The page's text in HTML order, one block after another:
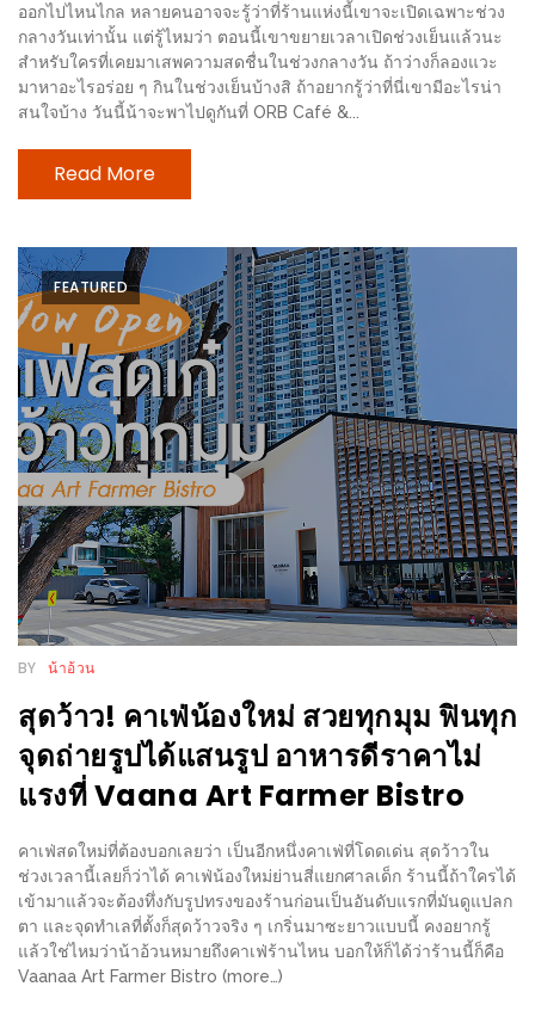
ลอง
ถนน
คน
เดิน
วัน
อาทิตย์
เชียงใหม่
CART
CHECKOUT
DRAFT
–
บาร์บีคิว
สาว
เหนือ
กับ
สลัด
เมนู
เด็ด
จาก
FARM
ที่
เอาชนะ
ใจ
ออกไปไหนไกล หลายคนอาจจะรู้ว่าที่ร้านแห่งนี้เขาจะเปิดเฉพาะช่วง
กลางวันเท่านั้น แต่รู้ไหมว่า ตอนนี้เขาขยายเวลาเปิดช่วงเย็นแล้วนะ
สำหรับใครที่เคยมาเสพความสดชื่นในช่วงกลางวัน ถ้าว่างก็ลองแวะ
มาหาอะไรอร่อย ๆ กินในช่วงเย็นบ้างสิ ถ้าอยากรู้ว่าที่นี่เขามีอะไรน่า
สนใจบ้าง วันนี้น้าจะพาไปดูกันที่ ORB Café &...
Read More
FEATURED
BY น้าอ้วน
สุดว้าว! คาเฟ่น้องใหม่ สวยทุกมุม ฟินทุก
จุดถ่ายรูปได้แสนรูป อาหารดีราคาไม่
แรงที่ Vaana Art Farmer Bistro
คาเฟ่สดใหม่ที่ต้องบอกเลยว่า เป็นอีกหนึ่งคาเฟ่ที่โดดเด่น สุดว้าวใน
ช่วงเวลานี้เลยก็ว่าได้ คาเฟ่น้องใหม่ย่านสี่แยกศาลเด็ก ร้านนี้ถ้าใครได้
เข้ามาแล้วจะต้องทึ่งกับรูปทรงของร้านก่อนเป็นอันดับแรกที่มันดูแปลก
ตา และจุดทำเลที่ตั้งก็สุดว้าวจริง ๆ เกริ่นมาซะยาวแบบนี้ คงอยากรู้
แล้วใช่ไหมว่าน้าอ้วนหมายถึงคาเฟ่ร้านไหน บอกให้ก็ได้ว่าร้านนี้ก็คือ
Vaanaa Art Farmer Bistro (more…)